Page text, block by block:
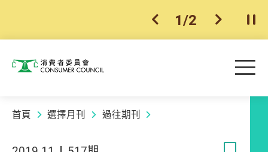
上一個
1/2 下一個開
消費者委員會 目
首頁 選擇月刊 過往期刊